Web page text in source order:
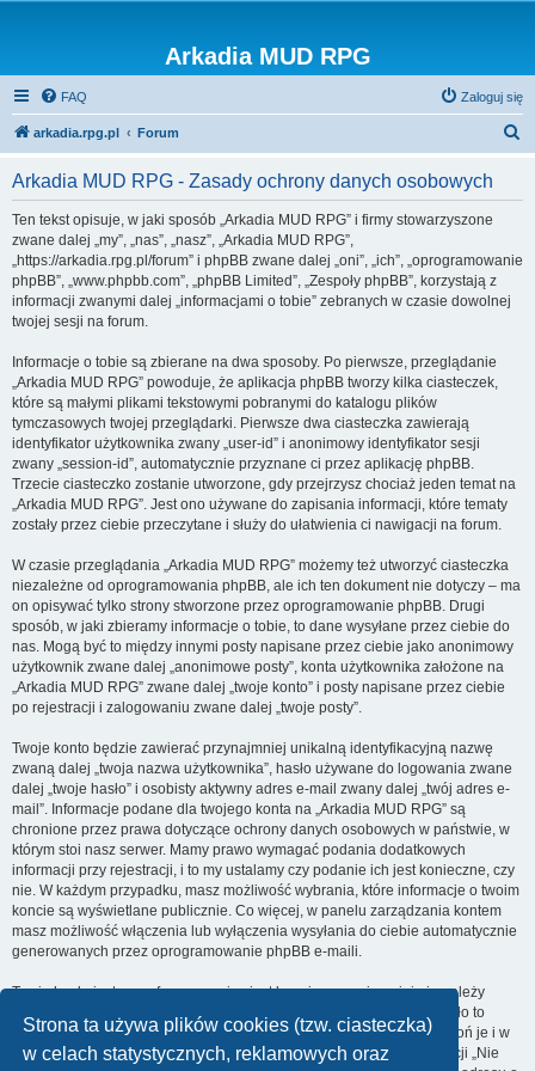
Strona ta używa plików cookies (tzw. ciasteczka)
w celach statystycznych, reklamowych oraz
Arkadia MUD RPG
FAQ Zaloguj się
arkadia.rpg.pl Forum
Arkadia MUD RPG - Zasady ochrony danych osobowych
Ten tekst opisuje, w jaki sposób „Arkadia MUD RPG” i firmy stowarzyszone
zwane dalej „my”, „nas”, „nasz”, „Arkadia MUD RPG”,
„https://arkadia.rpg.pl/forum” i phpBB zwane dalej „oni”, „ich”, „oprogramowanie
phpBB”, „www.phpbb.com”, „phpBB Limited”, „Zespoły phpBB”, korzystają z
informacji zwanymi dalej „informacjami o tobie” zebranych w czasie dowolnej
twojej sesji na forum.
Informacje o tobie są zbierane na dwa sposoby. Po pierwsze, przeglądanie
„Arkadia MUD RPG” powoduje, że aplikacja phpBB tworzy kilka ciasteczek,
które są małymi plikami tekstowymi pobranymi do katalogu plików
tymczasowych twojej przeglądarki. Pierwsze dwa ciasteczka zawierają
identyfikator użytkownika zwany „user-id” i anonimowy identyfikator sesji
zwany „session-id”, automatycznie przyznane ci przez aplikację phpBB.
Trzecie ciasteczko zostanie utworzone, gdy przejrzysz chociaż jeden temat na
„Arkadia MUD RPG”. Jest ono używane do zapisania informacji, które tematy
zostały przez ciebie przeczytane i służy do ułatwienia ci nawigacji na forum.
W czasie przeglądania „Arkadia MUD RPG” możemy też utworzyć ciasteczka
niezależne od oprogramowania phpBB, ale ich ten dokument nie dotyczy – ma
on opisywać tylko strony stworzone przez oprogramowanie phpBB. Drugi
sposób, w jaki zbieramy informacje o tobie, to dane wysyłane przez ciebie do
nas. Mogą być to między innymi posty napisane przez ciebie jako anonimowy
użytkownik zwane dalej „anonimowe posty”, konta użytkownika założone na
„Arkadia MUD RPG” zwane dalej „twoje konto” i posty napisane przez ciebie
po rejestracji i zalogowaniu zwane dalej „twoje posty”.
Twoje konto będzie zawierać przynajmniej unikalną identyfikacyjną nazwę
zwaną dalej „twoja nazwa użytkownika”, hasło używane do logowania zwane
dalej „twoje hasło” i osobisty aktywny adres e-mail zwany dalej „twój adres e-
mail”. Informacje podane dla twojego konta na „Arkadia MUD RPG” są
chronione przez prawa dotyczące ochrony danych osobowych w państwie, w
którym stoi nasz serwer. Mamy prawo wymagać podania dodatkowych
informacji przy rejestracji, i to my ustalamy czy podanie ich jest konieczne, czy
nie. W każdym przypadku, masz możliwość wybrania, które informacje o twoim
koncie są wyświetlane publicznie. Co więcej, w panelu zarządzania kontem
masz możliwość włączenia lub wyłączenia wysyłania do ciebie automatycznie
generowanych przez oprogramowanie phpBB e-maili.
Twoje hasło jest zaszyfrowane, więc jest bezpieczne, niemniej nie należy
używać tego samego hasła na różnych witrynach internetowych. Hasło to
umożliwia dostęp do twojego konta na „Arkadia MUD RPG”, więc chroń je i w
żadnym wypadku nie podawajnikomu . Jeśli je zapomnisz, użyj funkcji „Nie